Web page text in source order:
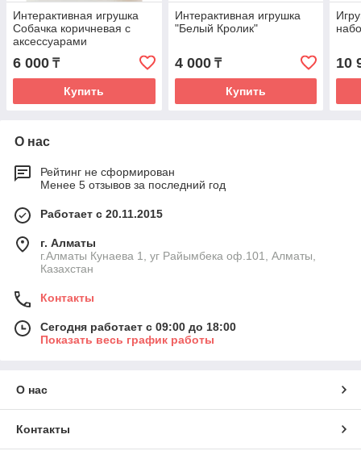
Интерактивная игрушка
Собачка коричневая с
аксессуарами
6 000 ₸
Купить
Интерактивная игрушка
"Белый Кролик"
4 000₸
Купить
10
О нас
Рейтинг не сформирован
Менее 5 отзывов за последний год
Работает с 20.11.2015
г. Алматы
г.Алматы Кунаева 1, уг Райымбека оф.101, Алматы,
Казахстан
Контакты
Сегодня работает с 09:00 до 18:00
Показать весь график работы
О нас
Контакты